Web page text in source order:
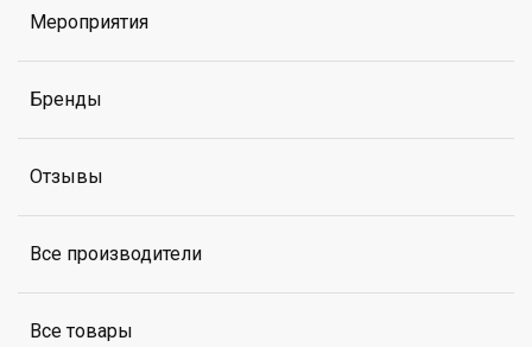
Мероприятия
Бренды
Отзывы
Все производители
Все товары